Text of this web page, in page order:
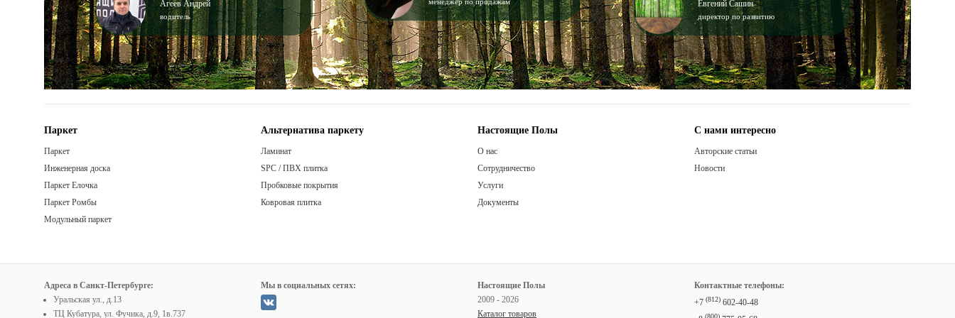
Агеев Андрей
водитель
Евгений Сашин
директор по развитию
Паркет
Паркет
Инженерная доска
Паркет Елочка
Паркет Ромбы
Модульный паркет
Альтернатива паркету
Ламинат
SPC / ПВХ плитка
Пробковые покрытия
Ковровая плитка
Настоящие Полы
О нас
Сотрудничество
Услуги
Документы
С нами интересно
Авторские статьи
Новости
Адреса в Санкт-Петербурге:
Уральская ул., д.13
ТЦ Кубатура, ул. Фучика, д.9, 1в.737
Мы в социальных сетях:
Настоящие Полы
2009 - 2026
Каталог товаров
Контактные телефоны:
+7 (812) 602-40-48